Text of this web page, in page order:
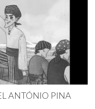
ANTÓNIO PINA